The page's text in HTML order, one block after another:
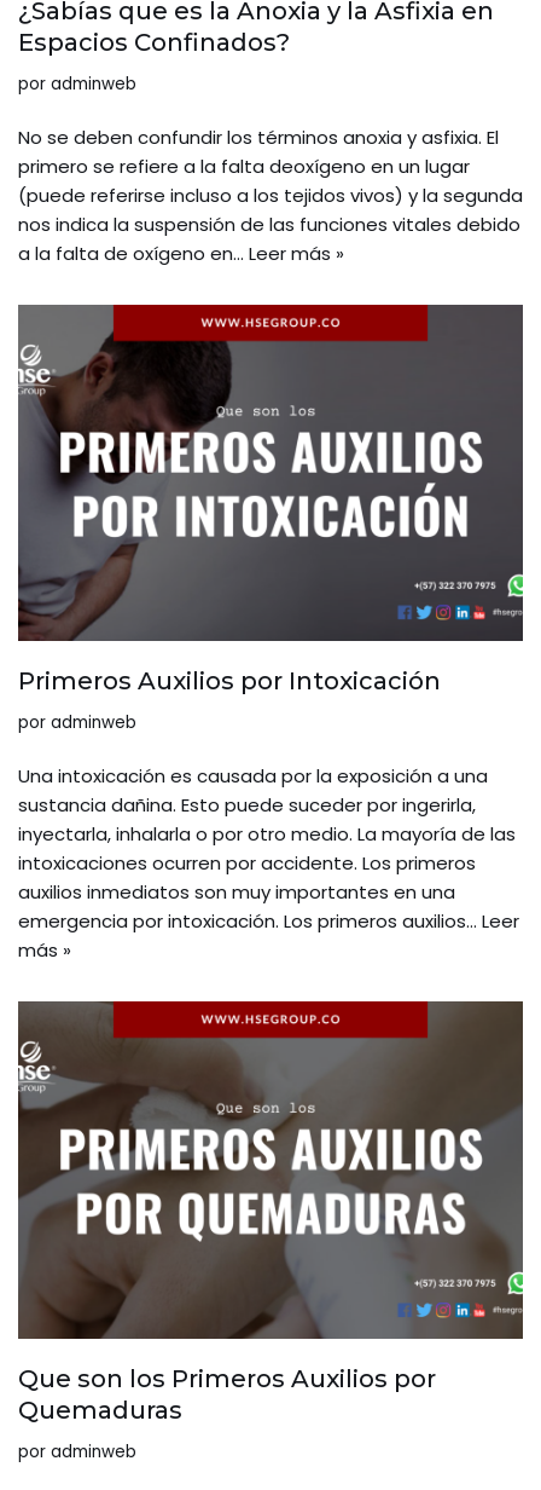
¿Sabías que es la Anoxia y la Asfixia en
Espacios Confinados?
por adminweb
No se deben confundir los términos anoxia y asfixia. El
primero se refiere a la falta deoxígeno en un lugar
(puede referirse incluso a los tejidos vivos) y la segunda
nos indica la suspensión de las funciones vitales debido
a la falta de oxígeno en… Leer más »
Primeros Auxilios por Intoxicación
por adminweb
Una intoxicación es causada por la exposición a una
sustancia dañina. Esto puede suceder por ingerirla,
inyectarla, inhalarla o por otro medio. La mayoría de las
intoxicaciones ocurren por accidente. Los primeros
auxilios inmediatos son muy importantes en una
emergencia por intoxicación. Los primeros auxilios… Leer
más »
Que son los Primeros Auxilios por
Quemaduras
por adminweb